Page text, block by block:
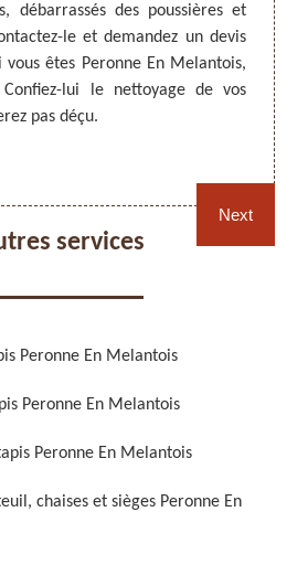
Cannage fauteuil, chaises
Réfection de fauteuil,
débarrassés des poussières et
le et demandez un devis
êtes Peronne En Melantois,
lui le nettoyage de vos
pas déçu.
qui
devis
Next
services
Peronne En Melantois
Peronne En Melantois
Peronne En Melantois
chaises et sièges Peronne En